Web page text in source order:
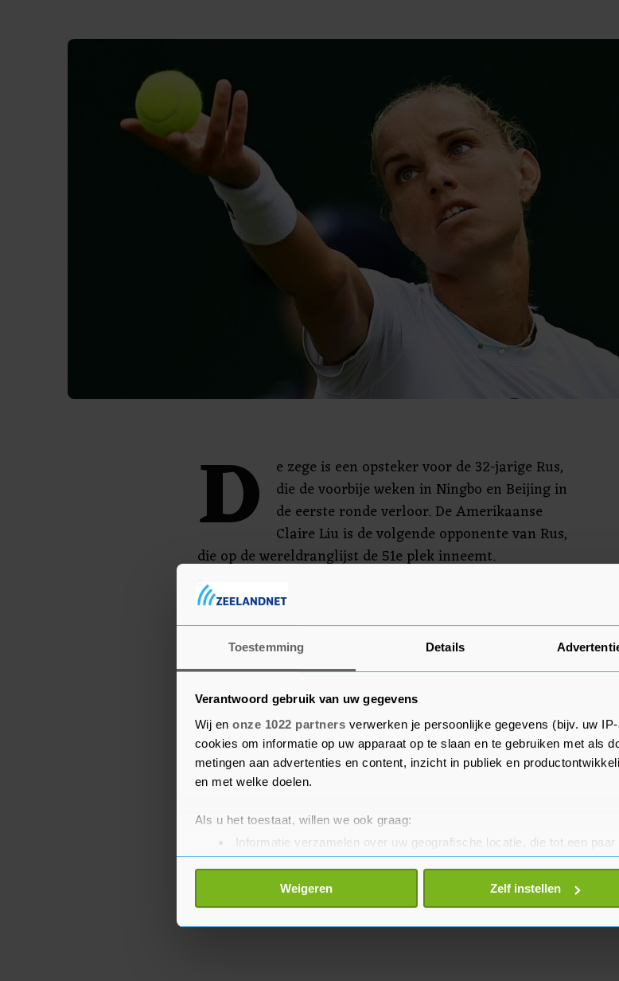
Toestemming Details
Verantwoord gebruik van uw gegevens
Wij en onze 1022 partners verwerken je persoonlijke gegevens (bijv. uw
cookies om informatie op uw apparaat op te slaan en te gebruiken met als
metingen aan advertenties en content, inzicht in publiek en
en met welke doelen.
Als u het toestaat, willen we ook graag:
Informatie verzamelen over uw geografische locatie, die tot een
Uw apparaat identificeren door het actief te scannen op specifieke
Lees meer over hoe uw persoonlijke gegevens worden verwerkt en stel uw
toestemming op elk moment wijzigen of intrekken in de Cookieverklaring.
Weigeren Zelf instellen
D
e zege is een opsteker voor de 32-jarige Rus,
die de voorbije weken in Ningbo en Beijing in
de eerste ronde verloor. De Amerikaanse
Claire Liu is de volgende opponente van Rus,
die op de wereldranglijst de 51e plek inneemt.
Arianne Hartono lukte het in Seoul niet de eerste ronde
te overleven. De landgenote van Rus verloor van de
Chinese Yuan Yue (1-6 2-6).